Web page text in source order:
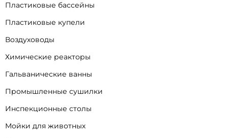
Пластиковые бассейны
Пластиковые купели
Воздуховоды
Химические реакторы
Гальванические ванны
Промышленные сушилки
Инспекционные столы
Мойки для животных